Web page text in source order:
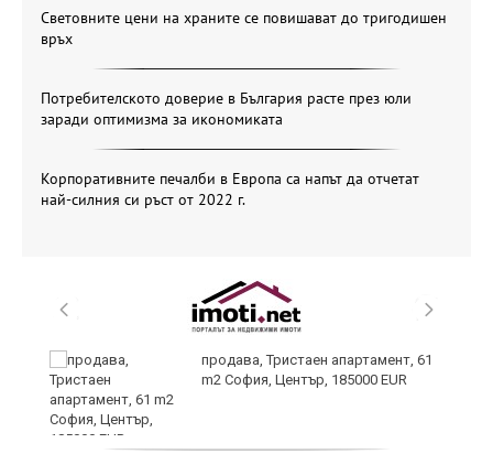
Световните цени на храните се повишават до тригодишен
връх
Потребителското доверие в България расте през юли
заради оптимизма за икономиката
Корпоративните печалби в Европа са напът да отчетат
най-силния си ръст от 2022 г.
продава, Тристаен апартамент, 61
m2 София, Център, 185000 EUR